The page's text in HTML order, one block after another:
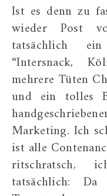
Ist es denn zu fassen? Habe ich denn schon
wieder Post
tatsächlich
“Intersnack,
mehrere Tüten
und ein tolles
Marketing. Ich
ist alle
ritschratsch,
tatsächlich: